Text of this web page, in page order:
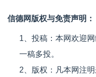
信德网版权与免责声明：
1、投稿：本网欢迎
一稿多投。
2、版权：凡本网注